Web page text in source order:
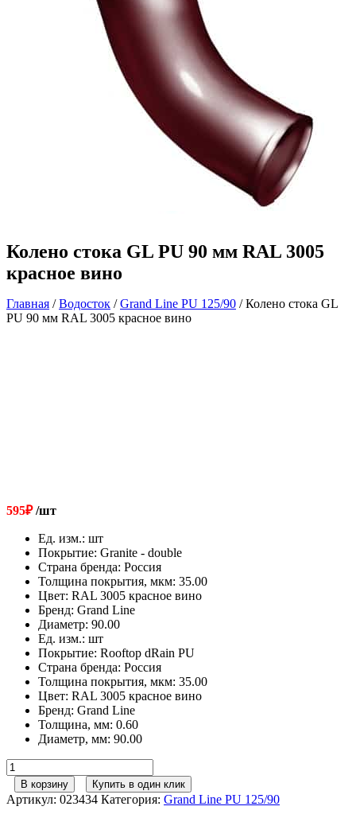
Колено стока GL PU 90 мм RAL 3005
красное вино
Главная /Водосток /Grand Line РU 125/90 / Колено стока GL
PU 90 мм RAL 3005 красное вино
595₽/шт
Ед. изм.: шт
Покрытие: Granite - double
Страна бренда: Россия
Толщина покрытия, мкм: 35.00
Цвет: RAL 3005 красное вино
Бренд: Grand Line
Диаметр: 90.00
Ед. изм.: шт
Покрытие: Rooftop dRain PU
Страна бренда: Россия
Толщина покрытия, мкм: 35.00
Цвет: RAL 3005 красное вино
Бренд: Grand Line
Толщина, мм: 0.60
Диаметр, мм: 90.00
Количество
товара
Колено
стока
В корзину Купить в один клик
Артикул: 023434 Категория: Grand Line РU 125/90